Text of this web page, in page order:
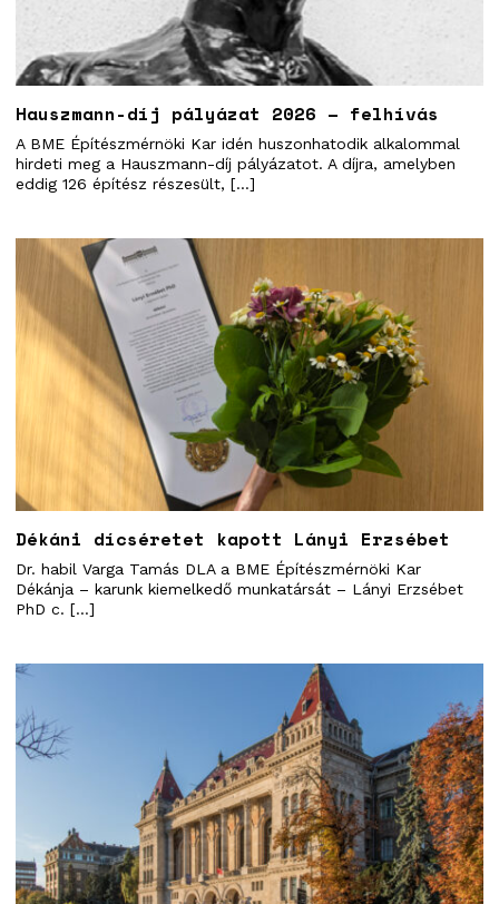
Hauszmann-díj pályázat 2026 – felhívás
A BME Építészmérnöki Kar idén huszonhatodik alkalommal
hirdeti meg a Hauszmann-díj pályázatot. A díjra, amelyben
eddig 126 építész részesült, […]
Dékáni dícséretet kapott Lányi Erzsébet
Dr. habil Varga Tamás DLA a BME Építészmérnöki Kar
Dékánja – karunk kiemelkedő munkatársát – Lányi Erzsébet
PhD c. […]